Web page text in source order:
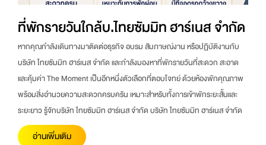
ที่พักรายวันใกล้บ.ไทยซัมมิท ฮาร์เนส จำกัด
หากคุณกำลังเดินทางมาติดต่อธุรกิจ อบรม สัมภาษณ์งาน หรือปฏิบัติงานกับ
บริษัท ไทยซัมมิท ฮาร์เนส จำกัด และกำลังมองหาที่พักรายวันที่สะดวก สะอาด
และคุ้มค่า The Moment เป็นอีกหนึ่งตัวเลือกที่ตอบโจทย์ ด้วยห้องพักคุณภาพ
พร้อมสิ่งอำนวยความสะดวกครบครัน เหมาะสำหรับทั้งการเข้าพักระยะสั้นและ
ระยะยาว รู้จักบริษัท ไทยซัมมิท ฮาร์เนส จำกัด บริษัท ไทยซัมมิท ฮาร์เนส จำกัด
อ่านเพิ่มเติม